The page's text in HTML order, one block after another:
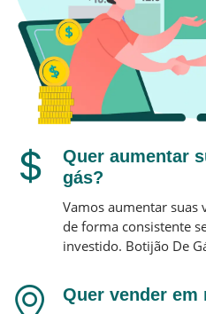
Quer aumentar
gás?
Vamos aumentar suas
de forma consistente
investido. Botijão De
Quer vender em